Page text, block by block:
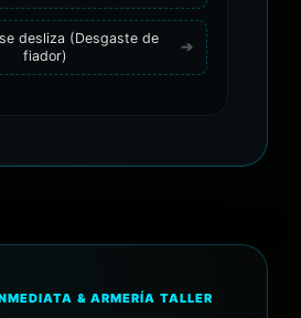
desliza (Desgaste de
fiador)
& ARMERÍA TALLER